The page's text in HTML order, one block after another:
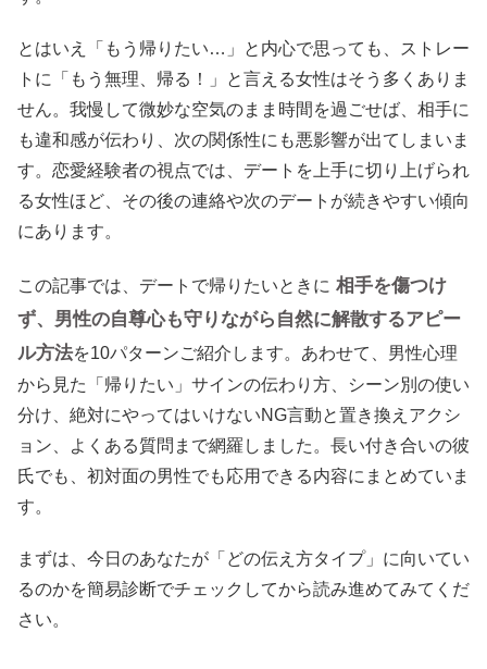
とはいえ「もう帰りたい…」と内心で思っても、ストレー
トに「もう無理、帰る！」と言える女性はそう多くありま
せん。我慢して微妙な空気のまま時間を過ごせば、相手に
も違和感が伝わり、次の関係性にも悪影響が出てしまいま
す。恋愛経験者の視点では、デートを上手に切り上げられ
る女性ほど、その後の連絡や次のデートが続きやすい傾向
にあります。
この記事では、デートで帰りたいときに 相手を傷つけ
ず、男性の自尊心も守りながら自然に解散するアピー
ル方法を10パターンご紹介します。あわせて、男性心理
から見た「帰りたい」サインの伝わり方、シーン別の使い
分け、絶対にやってはいけないNG言動と置き換えアクシ
ョン、よくある質問まで網羅しました。長い付き合いの彼
氏でも、初対面の男性でも応用できる内容にまとめていま
す。
まずは、今日のあなたが「どの伝え方タイプ」に向いてい
るのかを簡易診断でチェックしてから読み進めてみてくだ
さい。